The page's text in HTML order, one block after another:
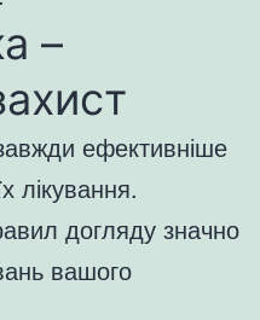
–
ефективніше
лікування.
догляду значно
вашого